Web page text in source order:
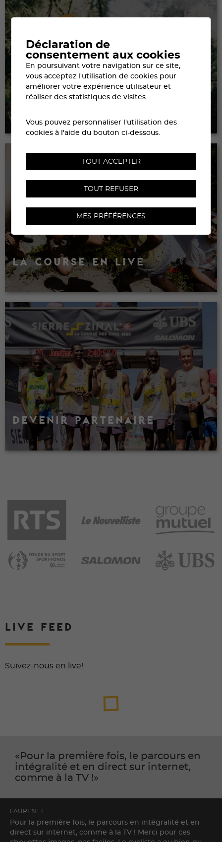
MOBILITÉ & ACCÈS
LA COURSE EN LIVE
DEVENIR PARTENAIRE
LIVE FEED
Suivez-nous en live!
Pour la première fois, le parcours en
intégralité et en direct sur internet,
comme à la TV !
LAURENT L.
Pour la première fois, le parcours en intégralité et en
direct sur internet, comme à la TV ! Merci pour ces
Déclaration de
consentement aux cookies
En poursuivant votre navigation sur ce site,
vous acceptez l'utilisation de cookies pour
améliorer votre expérience utilisateur et
réaliser des statistiques de visites.
Vous pouvez personnaliser l'utilisation des
cookies à l'aide du bouton ci-dessous.
TOUT ACCEPTER
TOUT REFUSER
MES PRÉFÉRENCES